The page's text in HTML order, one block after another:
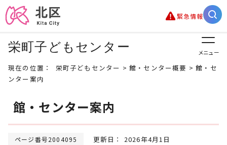
緊急情報
栄町子どもセンター メニュー
現在の位置： 栄町子どもセンター >館・センター概要 > 館・セ
ンター案内
館・センター案内
ページ番号2004095 更新日： 2026年4月1日